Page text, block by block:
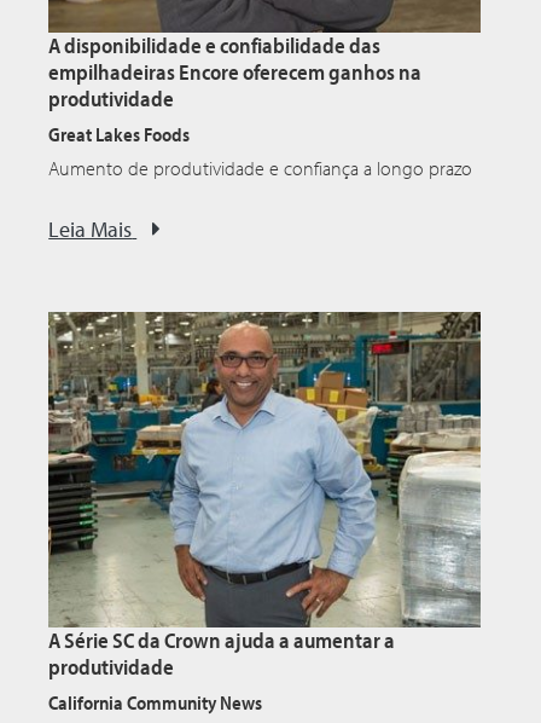
A disponibilidade e confiabilidade das
empilhadeiras Encore oferecem ganhos na
produtividade
Great Lakes Foods
Aumento de produtividade e confiança a longo prazo
Leia Mais
A Série SC da Crown ajuda a aumentar a
produtividade
California Community News